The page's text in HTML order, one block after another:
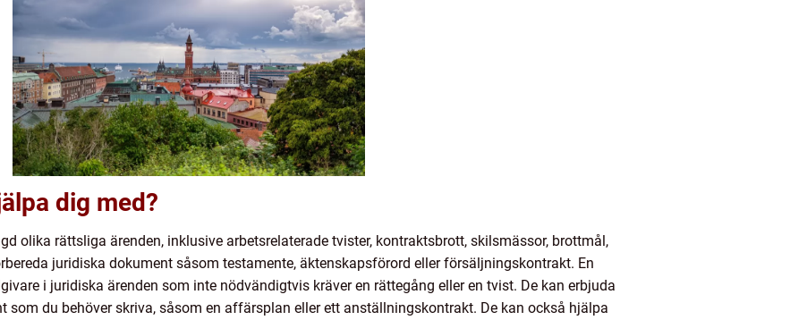
dig med?
olika rättsliga ärenden, inklusive arbetsrelaterade tvister, kontraktsbrott, skilsmässor, brottmål,
juridiska dokument såsom testamente, äktenskapsförord eller försäljningskontrakt. En
i juridiska ärenden som inte nödvändigtvis kräver en rättegång eller en tvist. De kan erbjuda
som du behöver skriva, såsom en affärsplan eller ett anställningskontrakt. De kan också hjälpa